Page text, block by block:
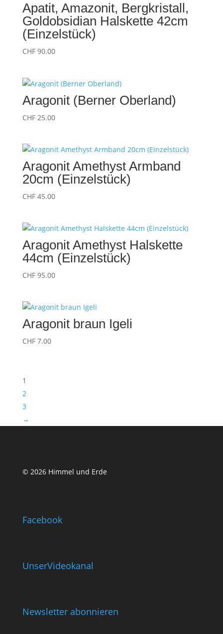
Apatit, Amazonit, Bergkristall,
Goldobsidian Halskette 42cm
(Einzelstück)
CHF90.00
Aragonit (Berner Oberland)
CHF25.00
Aragonit Amethyst Armband
20cm (Einzelstück)
CHF45.00
Aragonit Amethyst Halskette
44cm (Einzelstück)
CHF95.00
Aragonit braun Igeli
CHF7.00
1
2
3
→
© 2026 Himmel und Erde
Facebook
UnserVideokanal
Newsletter abonnieren